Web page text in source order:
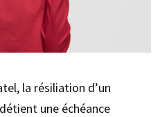
la résiliation d’un
une échéance